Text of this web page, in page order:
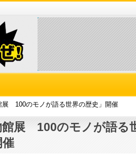
展 100のモノが語る世界の歴史」開催
館展 100のモノが語る